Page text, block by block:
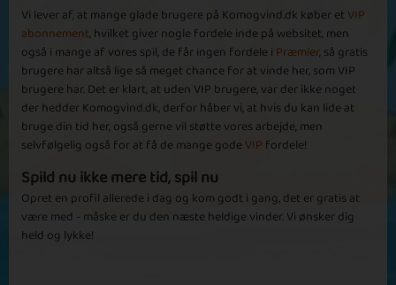
Basic Expert
Belinda
McGregor
The Juror
Episode 18
Vi lever af, at mange glade brugere på Komogvind.dk køber et VIP
abonnement, hvilket giver nogle fordele inde på websitet, men
også i mange af vores spil, de får ingen fordele i Præmier, så gratis
brugere har altså lige så meget chance for at vinde her, som VIP
brugere har. Det er klart, at uden VIP brugere, var der ikke noget
der hedder Komogvind.dk, derfor håber vi, at hvis du kan lide at
bruge din tid her, også gerne vil støtte vores arbejde, men
selvfølgelig også for at få de mange gode VIP fordele!
Spild nu ikke mere tid, spil nu
Opret en profil allerede i dag og kom godt i gang, det er gratis at
være med - måske er du den næste heldige vinder. Vi ønsker dig
held og lykke!